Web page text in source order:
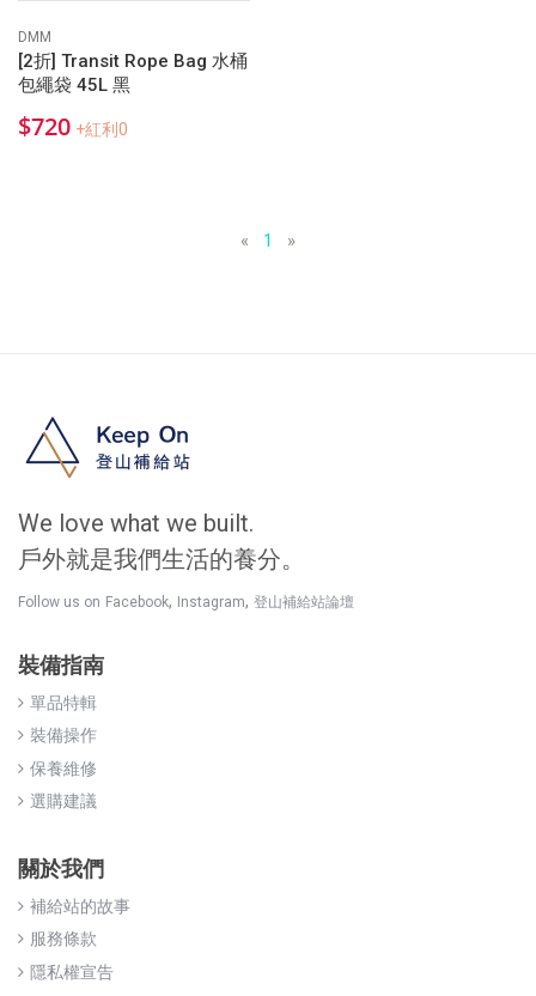
DMM
[2折] Transit Rope Bag 水桶
包繩袋 45L 黑
$720 +紅利0
« 1 »
We love what we built.
戶外就是我們生活的養分。
Follow us on Facebook, Instagram, 登山補給站論壇
裝備指南
單品特輯
裝備操作
保養維修
選購建議
關於我們
補給站的故事
服務條款
隱私權宣告